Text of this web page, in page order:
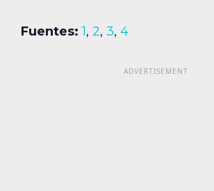
Fuentes: 1, 2, 3, 4